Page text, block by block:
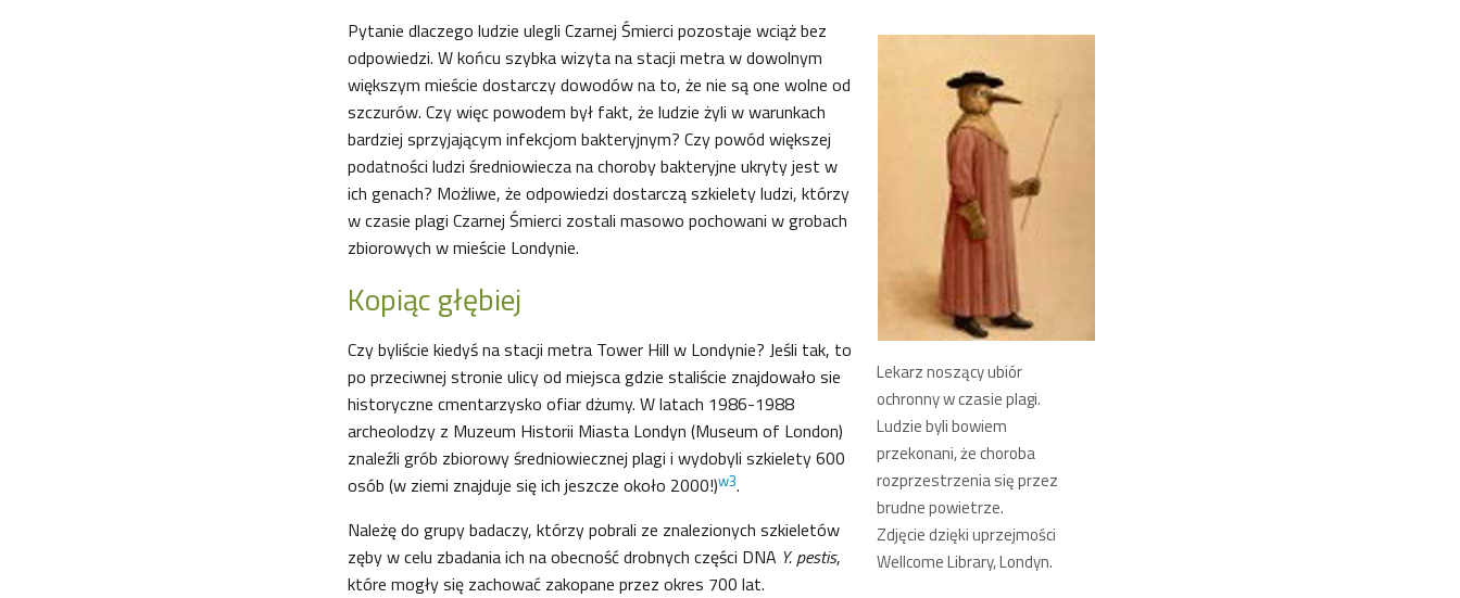
Lekarz noszący ubiór
ochronny w czasie plagi.
Ludzie byli bowiem
przekonani, że choroba
rozprzestrzenia się przez
brudne powietrze.
Zdjęcie dzięki uprzejmości
Wellcome Library, Londyn.
Pytanie dlaczego ludzie ulegli Czarnej Śmierci pozostaje wciąż bez
odpowiedzi. W końcu szybka wizyta na stacji metra w dowolnym
większym mieście dostarczy dowodów na to, że nie są one wolne od
szczurów. Czy więc powodem był fakt, że ludzie żyli w warunkach
bardziej sprzyjającym infekcjom bakteryjnym? Czy powód większej
podatności ludzi średniowiecza na choroby bakteryjne ukryty jest w
ich genach? Możliwe, że odpowiedzi dostarczą szkielety ludzi, którzy
w czasie plagi Czarnej Śmierci zostali masowo pochowani w grobach
zbiorowych w mieście Londynie.
Kopiąc głębiej
Czy byliście kiedyś na stacji metra Tower Hill w Londynie? Jeśli tak, to
po przeciwnej stronie ulicy od miejsca gdzie staliście znajdowało sie
historyczne cmentarzysko ofiar dżumy. W latach 1986-1988
archeolodzy z Muzeum Historii Miasta Londyn (Museum of London)
znaleźli grób zbiorowy średniowiecznej plagi i wydobyli szkielety 600
osób (w ziemi znajduje się ich jeszcze około 2000!)w3.
Należę do grupy badaczy, którzy pobrali ze znalezionych szkieletów
zęby w celu zbadania ich na obecność drobnych części DNA Y. pestis,
które mogły się zachować zakopane przez okres 700 lat.